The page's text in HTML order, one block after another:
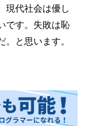
現代社会は優し
です。失敗は恥
と思います。